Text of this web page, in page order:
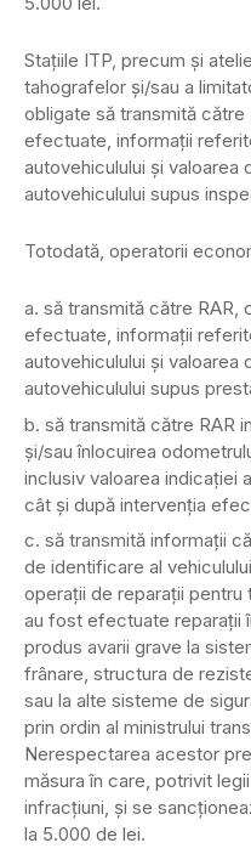
Staţiile ITP, precum şi
tahografelor şi/sau a
obligate să transmită
efectuate, informaţii
autovehiculului şi valoarea
autovehiculului supus
Totodată, operatorii
să transmită către RAR,
efectuate, informaţii
autovehiculului şi valoarea
autovehiculului supus
să transmită către RAR
şi/sau înlocuirea
inclusiv valoarea indicaţiei
cât şi după intervenţia
să transmită informaţii
de identificare al
operaţii de reparaţii
au fost efectuate reparaţii
produs avarii grave la
frânare, structura de
sau la alte sisteme de
prin ordin al ministrului
Nerespectarea acestor
măsura în care, potrivit
infracţiuni, şi se
la 5.000 de lei.